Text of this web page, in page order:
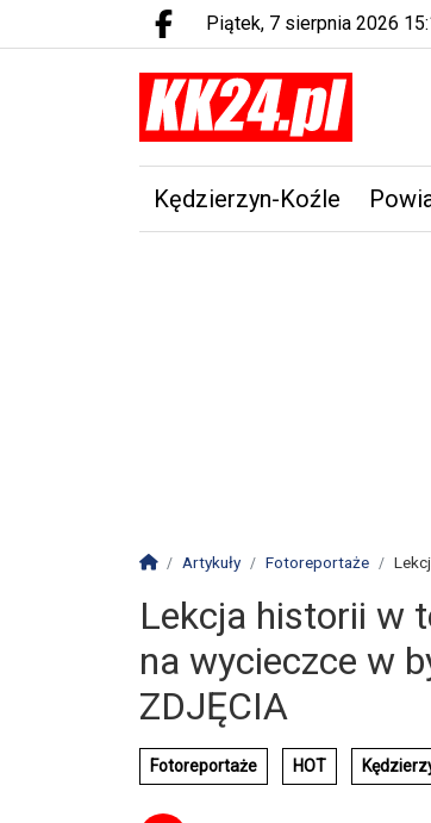
Facebook.com
piątek, 7 sierpnia 2026
Kędzierzyn-Koźle
Strona główna
Artykuły Fotoreportaże
Lekcja historii w
na wycieczce w
ZDJĘCIA
Fotoreportaże HOT